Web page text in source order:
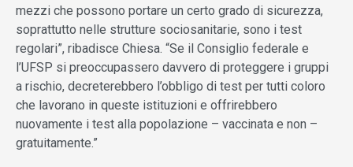
mezzi che possono portare un certo grado di sicurezza,
soprattutto nelle strutture sociosanitarie, sono i test
regolari”, ribadisce Chiesa. “Se il Consiglio federale e
l’UFSP si preoccupassero davvero di proteggere i gruppi
a rischio, decreterebbero l’obbligo di test per tutti coloro
che lavorano in queste istituzioni e offrirebbero
nuovamente i test alla popolazione – vaccinata e non –
gratuitamente.”